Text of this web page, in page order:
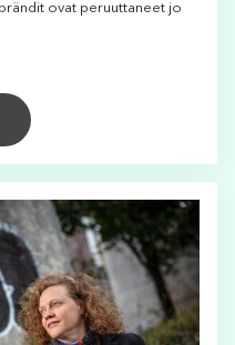
ovat peruuttaneet jo